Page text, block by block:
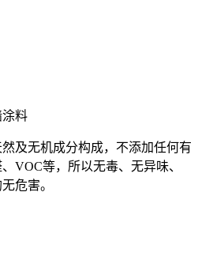
料
及无机成分构成，不添加任何有
VOC等，所以无毒、无异味、
危害。